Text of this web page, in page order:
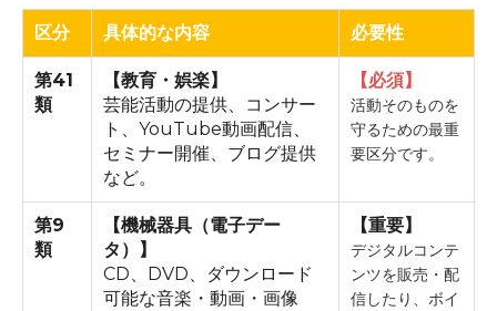
区分 具体的な内容 必要性
第41
類
【教育・娯楽】
芸能活動の提供、コンサー
ト、YouTube動画配信、
セミナー開催、ブログ提供
など。
【必須】
活動そのものを
守るための最重
要区分です。
第9
類
【機械器具（電子デー
タ）】
CD、DVD、ダウンロード
可能な音楽・動画・画像
【重要】
デジタルコンテ
ンツを販売・配
信したり、ボイ